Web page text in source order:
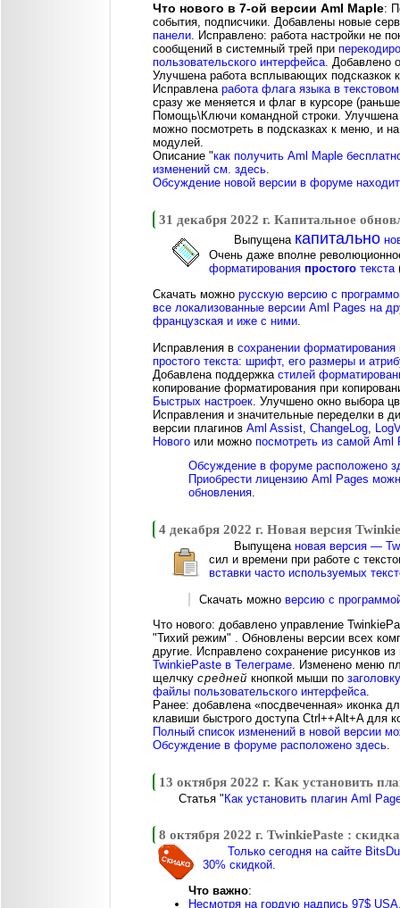
Что нового в 7-ой версии Aml Maple:
события, подписчики. Добавлены новые
панели. Исправлено: работа настройки не
сообщений в системный трей при
пользовательского интерфейса. Добавлено
Улучшена работа всплывающих
Исправлена работа флага языка в
сразу же меняется и флаг в курсоре
Помощь\Ключи командной строки. Улучшена
можно посмотреть в подсказках к меню, и
модулей.
Описание "как получить Aml Maple
изменений см. здесь.
Обсуждение новой версии в форуме
31 декабря 2022 г. Капитальное
Выпущена капитально
Очень даже вполне
форматирования простого текста
Скачать можно русскую версию с
все локализованные версии Aml Pages на
французская и иже с ними.
Исправления в сохранении форматирования
простого текста: шрифт, его размеры и
Добавлена поддержка стилей
копирование форматирования при
Быстрых настроек. Улучшено окно выбора
Исправления и значительные переделки в
версии плагинов Aml Assist, ChangeLog,
Нового или можно посмотреть из самой Aml
Обсуждение в форуме расположено
Приобрести лицензию Aml Pages
обновления.
4 декабря 2022 г. Новая версия
Выпущена новая версия —
сил и времени при работе с
вставки часто используемых
Скачать можно версию с
Что нового: добавлено управление
"Тихий режим" . Обновлены версии всех
другие. Исправлено сохранение рисунков
TwinkiePaste в Телеграме . Изменено меню
щелчку средней кнопкой мыши по
файлы пользовательского интерфейса
Ранее: добавлена «посдвеченная» иконка
клавиши быстрого доступа Ctrl++Alt+A для
Полный список изменений в новой версии
Обсуждение в форуме расположено здесь
13 октября 2022 г. Как установить
Статья " Как установить плагин Aml
8 октября 2022 г. TwinkiePaste :
Только сегодня на сайте
30% скидкой
Что важно:
Несмотря на гордую надпись 97$